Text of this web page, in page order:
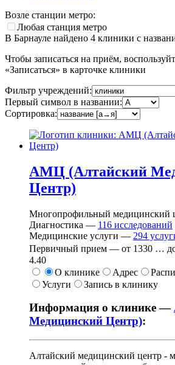
Возле станции метро:
Любая станция метро
В Барнауле найдено 4 клиники с
Чтобы записаться на приём,
«Записаться» в карточке клиники
Фильтр учреждений:
Первый символ в названии:
Сортировка:
АМЦ (Алтайский
Центр)
Многопрофильный медицинский
Диагностика — 116 исследований
Медицинские услуги — 294
Первичный прием — от 1330 …
4.40
О клинике
Адрес
Услуги
Запись в клинику
Информация о клинике —
Медицинский Центр):
Алтайский медицинский центр -